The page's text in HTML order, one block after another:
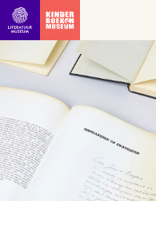
Ga direct naar inhoud